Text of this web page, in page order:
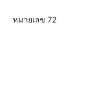
หมายเลข 72